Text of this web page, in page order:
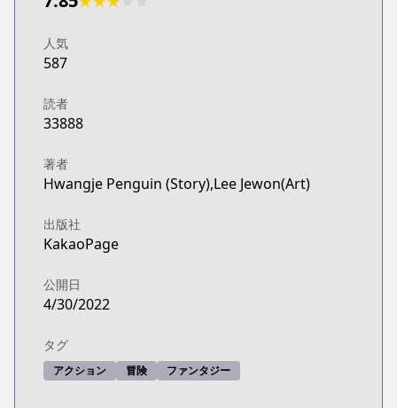
人気
587
読者
33888
著者
Hwangje Penguin (Story),Lee Jewon(Art)
出版社
KakaoPage
公開日
4/30/2022
タグ
アクション 冒険 ファンタジー